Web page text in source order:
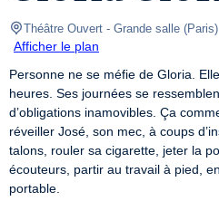
Théâtre Ouvert - Grande salle (Paris)
Afficher le plan
Personne ne se méfie de Gloria.
heures. Ses journées se
d’obligations inamovibles. Ça
réveiller José, son mec, à coups
talons, rouler sa cigarette, jeter la
écouteurs, partir au travail à pied,
portable.